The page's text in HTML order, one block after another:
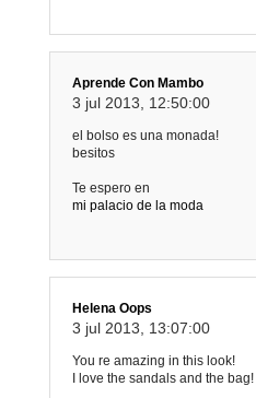
Aprende Con Mambo
3 jul 2013, 12:50:00
el bolso es una monada!
besitos
Te espero en
mi palacio de la moda
Helena Oops
3 jul 2013, 13:07:00
You re amazing in this look!
I love the sandals and the bag!